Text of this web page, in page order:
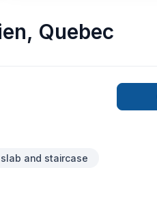
, Quebec
and staircase